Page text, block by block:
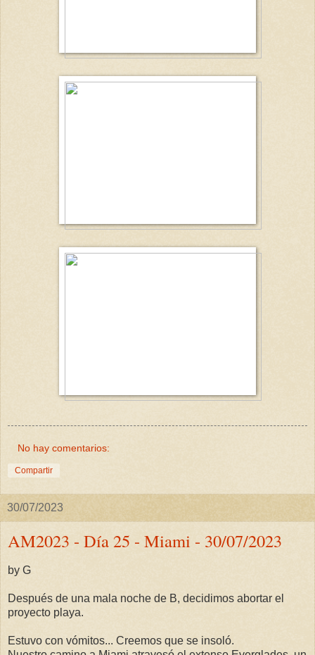
No hay comentarios:
Compartir
30/07/2023
AM2023 - Día 25 - Miami - 30/07/2023
by G
Después de una mala noche de B, decidimos abortar el
proyecto playa.
Estuvo con vómitos... Creemos que se insoló.